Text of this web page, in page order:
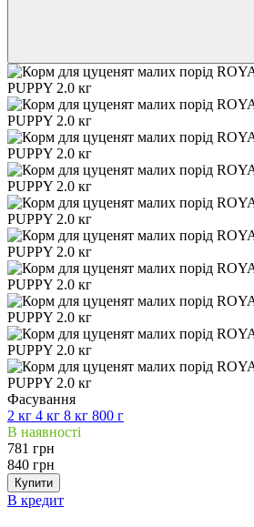
Фасування
2 кг 4 кг 8 кг 800 г
В наявності
781 грн
840 грн
Купити
В кредит